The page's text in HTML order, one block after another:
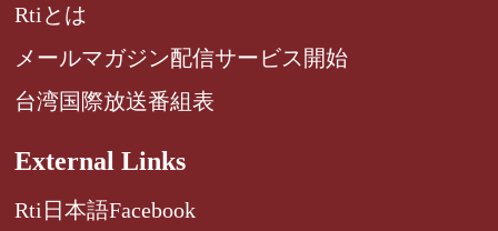
Rtiとは
メールマガジン配信サービス開始
台湾国際放送番組表
External Links
Rti日本語Facebook